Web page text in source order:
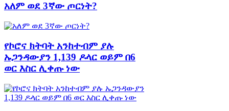
አለም ወደ 3ኛው ጦርነት?
የኮሮና ክትባት አንከተብም ያሉ
ኡጋንዳውያን 1,139 ዶላር ወይም በ6
ወር እስር ሊቀጡ ነው